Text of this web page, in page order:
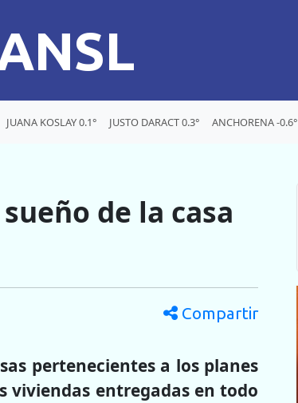
JUANA KOSLAY 0.1° JUSTO DARACT 0.3° ANCHORENA -0.6°
de la casa
Compartir
pertenecientes a los planes
viviendas entregadas en todo